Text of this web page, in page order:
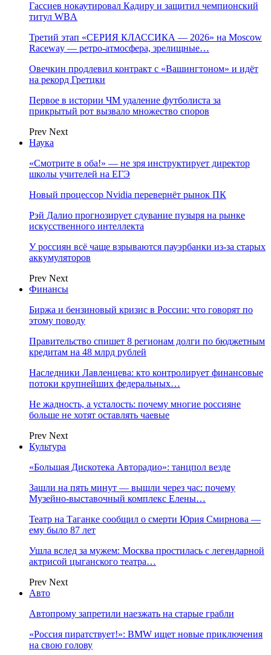
Гассиев нокаутировал Кадиру и защитил чемпионский
титул WBA
Третий этап «СЕРИЯ КЛАССИКА — 2026» на Moscow
Raceway — ретро‑атмосфера, зрелищные…
Овечкин продлевил контракт с «Вашингтоном» и идёт
на рекорд Гретцки
Первое в истории ЧМ удаление футболиста за
прикрытый рот вызвало множество споров
Prev Next
Наука
«Смотрите в оба!» — не зря инструктирует директор
школы учителей на ЕГЭ
Новый процессор Nvidia перевернёт рынок ПК
Рэй Далио прогнозирует сдувание пузыря на рынке
искусственного интеллекта
У россиян всё чаще взрываются пауэрбанки из-за старых
аккумуляторов
Prev Next
Финансы
Биржа и бензиновый кризис в России: что говорят по
этому поводу
Правительство спишет 8 регионам долги по бюджетным
кредитам на 48 млрд рублей
Наследники Лавленцева: кто контролирует финансовые
потоки крупнейших федеральных…
Не жадность, а усталость: почему многие россияне
больше не хотят оставлять чаевые
Prev Next
Культура
«Большая Дискотека Авторадио»: танцпол везде
Зашли на пять минут — вышли через час: почему
Музейно-выставочный комплекс Елены…
Театр на Таганке сообщил о смерти Юрия Смирнова —
ему было 87 лет
Ушла вслед за мужем: Москва простилась с легендарной
актрисой цыганского театра…
Prev Next
Авто
Автопрому запретили наезжать на старые грабли
«Россия пиратствует!»: BMW ищет новые приключения
на свою голову